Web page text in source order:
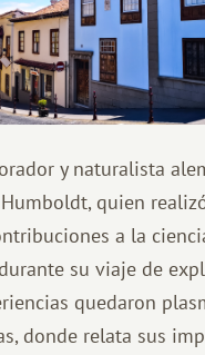
y naturalista
quien
a la
su viaje de
quedaron
donde relata sus